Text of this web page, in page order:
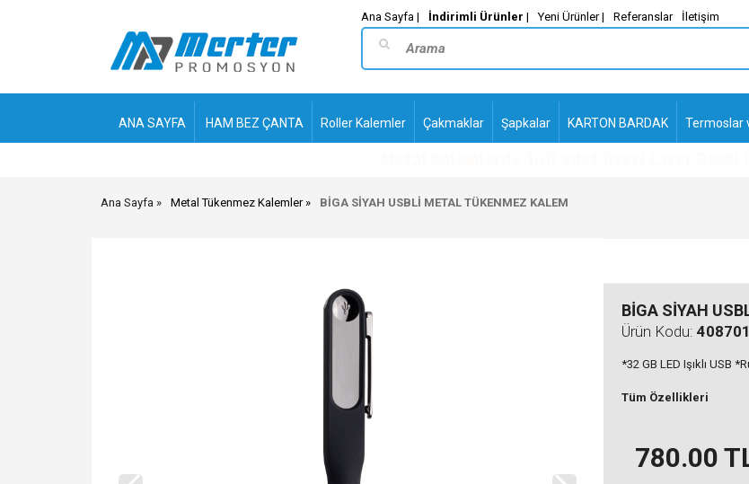
Ana Sayfa | İndirimli Ürünler | Yeni Ürünler | Referanslar İletişim
ANA SAYFA HAM BEZ ÇANTA Roller Kalemler Çakmaklar Şapkalar KARTON BARDAK Termoslar
Ana Sayfa Metal Tükenmez Kalemler BİGA SİYAH USBLİ METAL TÜKENMEZ KALEM
BİGA SİYAH
Ürün Kodu: 408701
*32 GB LED Işıklı USB
Tüm Özellikleri
780.00